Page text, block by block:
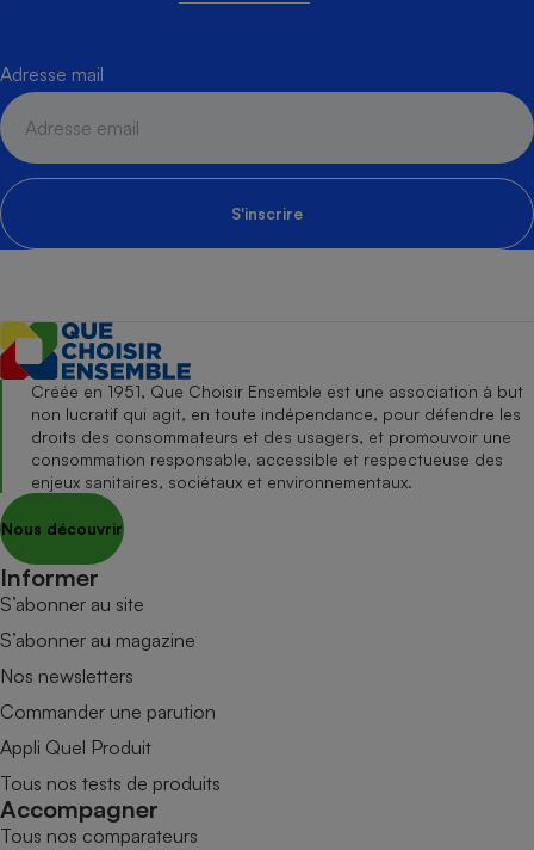
Adresse mail
S'inscrire
Créée en 1951, Que Choisir Ensemble est une association à but
non lucratif qui agit, en toute indépendance, pour défendre les
droits des consommateurs et des usagers, et promouvoir une
consommation responsable, accessible et respectueuse des
enjeux sanitaires, sociétaux et environnementaux.
Nous découvrir
Informer
S’abonner au site
S’abonner au magazine
Nos newsletters
Commander une parution
Appli Quel Produit
Tous nos tests de produits
Accompagner
Tous nos comparateurs